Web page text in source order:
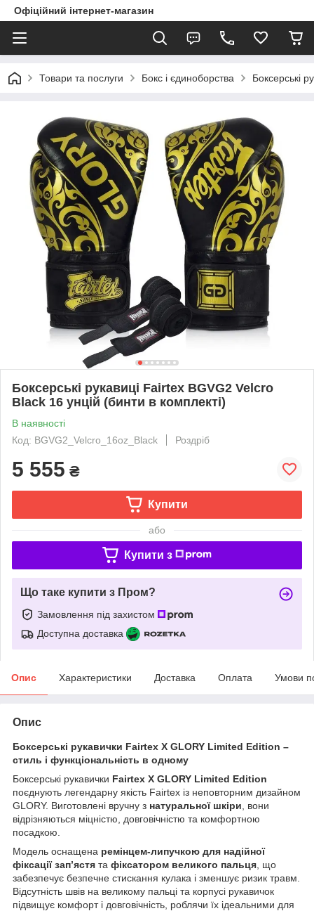
Офіційний інтернет-магазин
Товари та послуги Бокс і єдиноборства Боксерські
Боксерські рукавиці Fairtex BGVG2 Velcro
Black 16 унцій (бинти в комплекті)
В наявності
Код: BGVG2_Velcro_16oz_Black
Роздріб
5 555 ₴
Купити
або
Купити з
Що таке купити з Пром?
Замовлення під захистом
Доступна доставка
Опис Характеристики Доставка Оплата Умови
Опис
Боксерські рукавички Fairtex X GLORY Limited Edition –
стиль і функціональність в одному
Боксерські рукавички Fairtex X GLORY Limited Edition
поєднують легендарну якість Fairtex із неповторним дизайном
GLORY. Виготовлені вручну з натуральної шкіри , вони
відрізняються міцністю, довговічністю та комфортною
посадкою.
Модель оснащена ремінцем-липучкою для надійної
фіксації зап’ястя та фіксатором великого пальця , що
забезпечує безпечне стискання кулака і зменшує ризик травм.
Відсутність швів на великому пальці та корпусі рукавичок
підвищує комфорт і довговічність, роблячи їх ідеальними для